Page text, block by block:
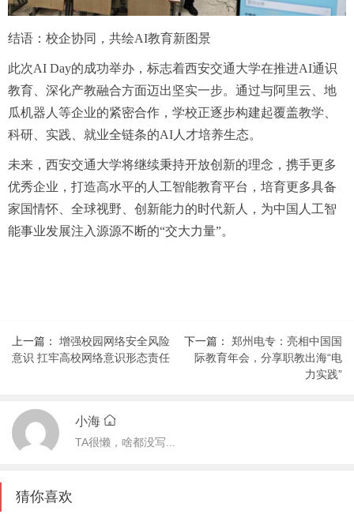
结语：校企协同，共绘AI教育新图景
此次AI Day的成功举办，标志着西安交通大学在推进AI通识
教育、深化产教融合方面迈出坚实一步。通过与阿里云、地
瓜机器人等企业的紧密合作，学校正逐步构建起覆盖教学、
科研、实践、就业全链条的AI人才培养生态。
未来，西安交通大学将继续秉持开放创新的理念，携手更多
优秀企业，打造高水平的人工智能教育平台，培育更多具备
家国情怀、全球视野、创新能力的时代新人，为中国人工智
能事业发展注入源源不断的“交大力量”。
上一篇： 增强校园网络安全风险
意识 扛牢高校网络意识形态责任
下一篇： 郑州电专：亮相中国国
际教育年会，分享职教出海“电
力实践”
小海
TA很懒，啥都没写...
猜你喜欢